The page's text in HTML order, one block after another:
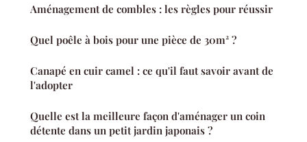
Aménagement de combles : les règles pour réussir
Quel poêle à bois pour une pièce de 30m² ?
Canapé en cuir camel : ce qu'il faut savoir avant de
l'adopter
Quelle est la meilleure façon d'aménager un coin
détente dans un petit jardin japonais ?